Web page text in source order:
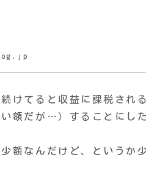
けてると収益に課税され
額だが…）することにし
額なんだけど、というか